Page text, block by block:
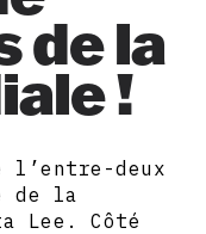
de la
!
deux
de la
Lee. Côté